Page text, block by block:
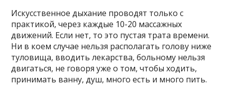
Искусственное дыхание проводят только с
практикой, через каждые 10-20 массажных
движений. Если нет, то это пустая трата времени.
Ни в коем случае нельзя располагать голову ниже
туловища, вводить лекарства, больному нельзя
двигаться, не говоря уже о том, чтобы ходить,
принимать ванну, душ, много есть и много пить.